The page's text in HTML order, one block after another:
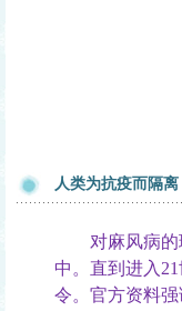
人类为抗疫而隔
对麻风病的理
中。直到进入
令。官方资料